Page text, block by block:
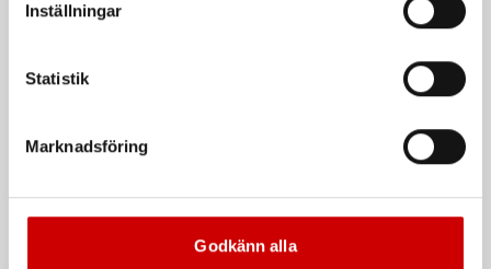
Inställningar
Statistik
Marknadsföring
Godkänn alla
Karosserisågblad
Bandslip DSF 10
10/12 X 330 mm
De som köpte, köpte även